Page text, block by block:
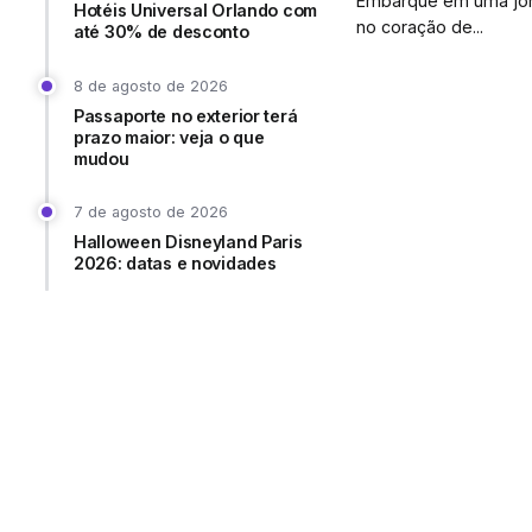
Hotéis Universal Orlando com
até 30% de desconto
8 de agosto de 2026
Passaporte no exterior terá
prazo maior: veja o que
mudou
7 de agosto de 2026
Halloween Disneyland Paris
2026: datas e novidades
no coração de...